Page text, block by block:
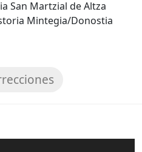
San Martzial de Altza
Mintegia/Donostia